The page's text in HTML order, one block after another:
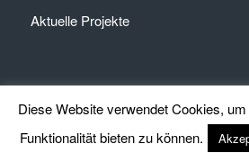
Aktuelle Projekte
© Copyright 2016 by HINZEHAUS - Exklusivität
Diese Website verwendet Cookies,
Funktionalität bieten zu können.